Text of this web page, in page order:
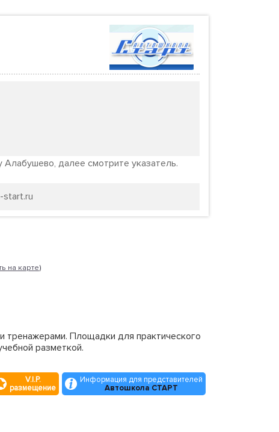
Алабушево, далее смотрите указатель.
start.ru
на карте)
Площадки для практического
разметкой.
V.I.P.
размещение
Информация для представителей
Автошкола СТАРТ